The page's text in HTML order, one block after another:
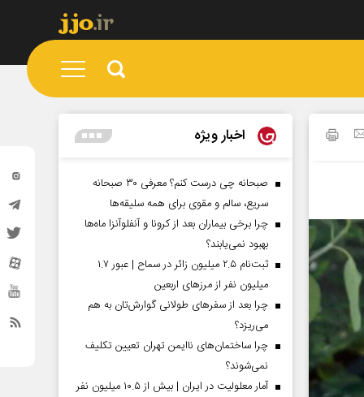
اخبار ویژه
صبحانه چی درست کنم؟ معرفی ۳۰ صبحانه
سریع، سالم و مقوی برای همه سلیقه‌ها
چرا برخی بیماران بعد از کرونا و آنفلوآنزا ماه‌ها
بهبود نمی‌یابند؟
ثبت‌نام ۲.۵ میلیون زائر در سماح | عبور ۱.۷
میلیون نفر از مرز‌های اربعین
چرا بعد از سفرهای طولانی گوارش‌تان به هم
می‌ریزد؟
چرا ساختمان‌های ناایمن تهران تعیین تکلیف
نمی‌شوند؟
آمار معلولیت در ایران | بیش از ۱۰.۵ میلیون نفر